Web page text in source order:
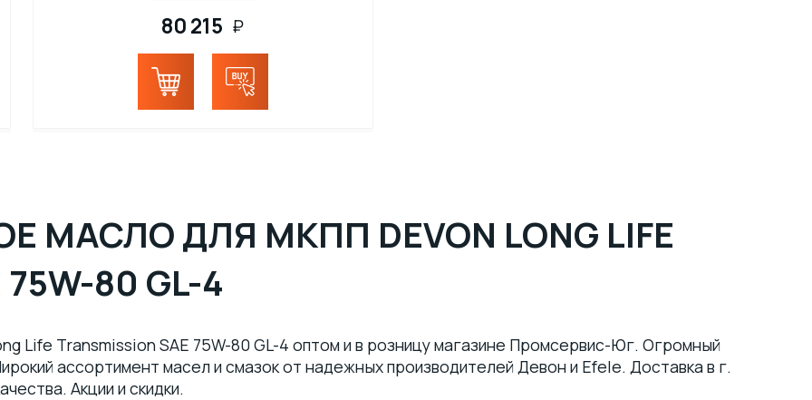
80 215 ₽
ДЛЯ МКПП DEVON LONG LIFE
80 GL-4
Life Transmission SAE 75W-80 GL-4 оптом и в розницу магазине Промсервис-Юг. Огромный
ассортимент масел и смазок от надежных производителей Девон и Efele. Доставка в г.
Акции и скидки.